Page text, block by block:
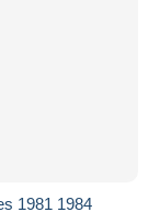
1981 1984